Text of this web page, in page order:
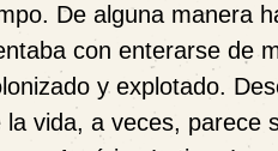
De alguna manera
con enterarse de
y explotado.
vida, a veces, parece